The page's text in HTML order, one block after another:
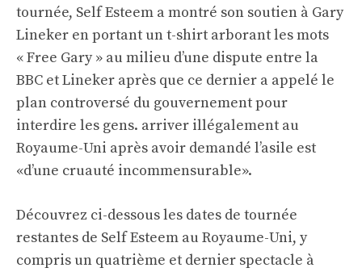
tournée, Self Esteem a montré son soutien à Gary
Lineker en portant un t-shirt arborant les mots
« Free Gary » au milieu d’une dispute entre la
BBC et Lineker après que ce dernier a appelé le
plan controversé du gouvernement pour
interdire les gens. arriver illégalement au
Royaume-Uni après avoir demandé l’asile est
«d’une cruauté incommensurable».
Découvrez ci-dessous les dates de tournée
restantes de Self Esteem au Royaume-Uni, y
compris un quatrième et dernier spectacle à